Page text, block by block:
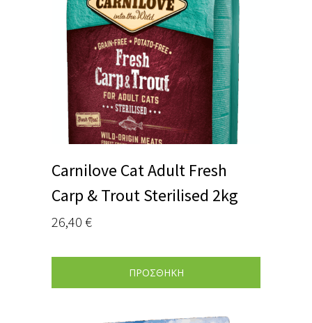
Carnilove Cat Adult Fresh
Carp & Trout Sterilised 2kg
26,40 €
ΠΡΟΣΘΗΚΗ